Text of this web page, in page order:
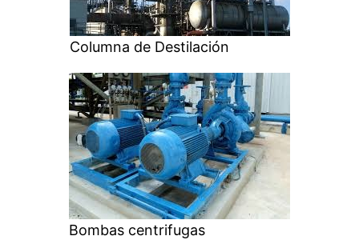
Columna de Destilación
Bombas centrifugas